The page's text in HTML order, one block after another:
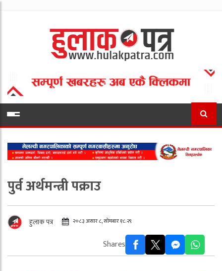
पुर्व अर्थमन्त्री पक्राउ
हुलाक पत्र २०८३ असार ८, सोमबार १८:२९
Shares